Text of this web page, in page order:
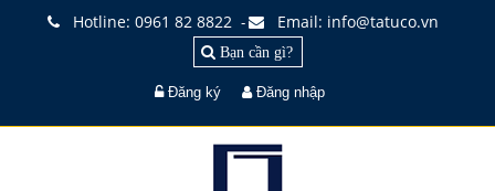
Hotline: 0961 82 8822- Email: info@tatuco.vn
Bạn cần gì?
Đăng ký Đăng nhập